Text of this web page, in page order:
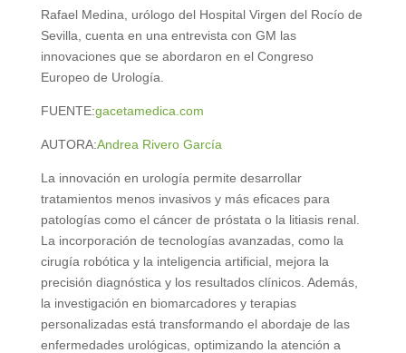
Rafael Medina, urólogo del Hospital Virgen del Rocío de
Sevilla, cuenta en una entrevista con GM las
innovaciones que se abordaron en el Congreso
Europeo de Urología.
FUENTE:gacetamedica.com
AUTORA:Andrea Rivero García
La innovación en urología permite desarrollar
tratamientos menos invasivos y más eficaces para
patologías como el cáncer de próstata o la litiasis renal.
La incorporación de tecnologías avanzadas, como la
cirugía robótica y la inteligencia artificial, mejora la
precisión diagnóstica y los resultados clínicos. Además,
la investigación en biomarcadores y terapias
personalizadas está transformando el abordaje de las
enfermedades urológicas, optimizando la atención a